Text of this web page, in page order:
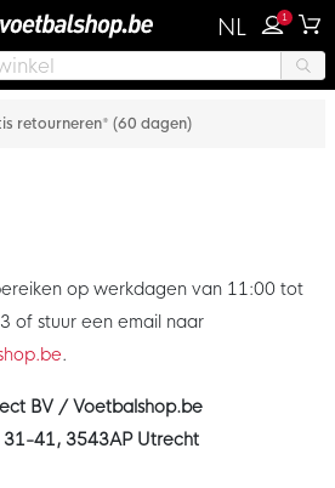
NL 1
retourneren* (60 dagen)
op werkdagen van 11:00 tot
of stuur een email naar
.
BV / Voetbalshop.be
31-41, 3543AP Utrecht